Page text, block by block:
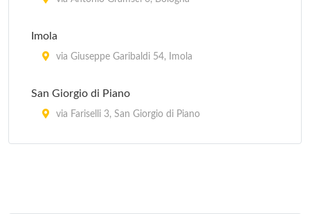
Imola
via Giuseppe Garibaldi 54, Imola
San Giorgio di Piano
via Fariselli 3, San Giorgio di Piano